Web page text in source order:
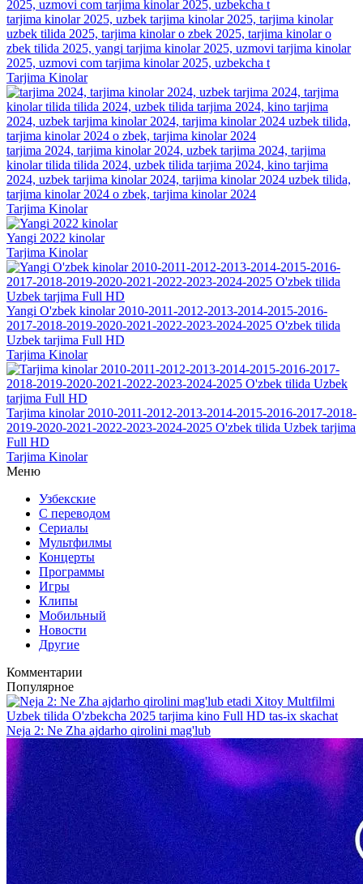
tarjima kinolar 2025, uzbek tarjima kinolar 2025, tarjima kinolar
uzbek tilida 2025, tarjima kinolar o zbek 2025, tarjima kinolar o
zbek tilida 2025, yangi tarjima kinolar 2025, uzmovi tarjima kinolar
2025, uzmovi com tarjima kinolar 2025, uzbekcha t
Tarjima Kinolar
tarjima 2024, tarjima kinolar 2024, uzbek tarjima 2024, tarjima
kinolar tilida tilida 2024, uzbek tilida tarjima 2024, kino tarjima
2024, uzbek tarjima kinolar 2024, tarjima kinolar 2024 uzbek tilida,
tarjima kinolar 2024 o zbek, tarjima kinolar 2024
Tarjima Kinolar
Yangi 2022 kinolar
Tarjima Kinolar
Yangi O'zbek kinolar 2010-2011-2012-2013-2014-2015-2016-
2017-2018-2019-2020-2021-2022-2023-2024-2025 O'zbek tilida
Uzbek tarjima Full HD
Tarjima Kinolar
Tarjima kinolar 2010-2011-2012-2013-2014-2015-2016-2017-2018-
2019-2020-2021-2022-2023-2024-2025 O'zbek tilida Uzbek tarjima
Full HD
Tarjima Kinolar
Меню
Узбекские
С переводом
Сериалы
Мультфилмы
Концерты
Программы
Игры
Клипы
Мобильный
Новости
Другие
Комментарии
Популярное
Neja 2: Ne Zha ajdarho qirolini mag'lub